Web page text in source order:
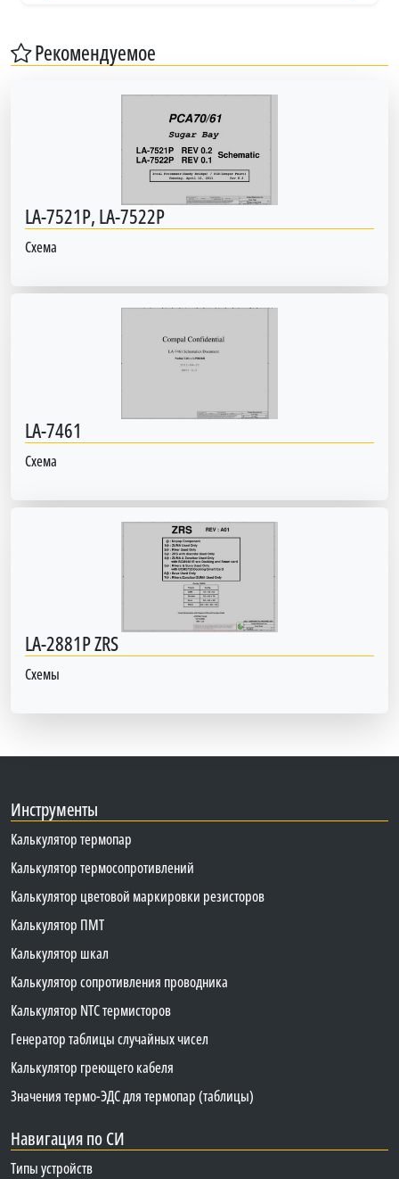
Рекомендуемое
LA-7521P, LA-7522P
Схема
LA-7461
Схема
LA-2881P ZRS
Схемы
Инструменты
Калькулятор термопар
Калькулятор термосопротивлений
Калькулятор цветовой маркировки резисторов
Калькулятор ПМТ
Калькулятор шкал
Калькулятор сопротивления проводника
Калькулятор NTC термисторов
Генератор таблицы случайных чисел
Калькулятор греющего кабеля
Значения термо-ЭДС для термопар (таблицы)
Навигация по СИ
Типы устройств